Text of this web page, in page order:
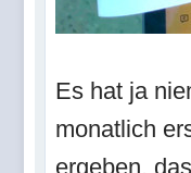
Es hat ja
monatlich
ergeben,